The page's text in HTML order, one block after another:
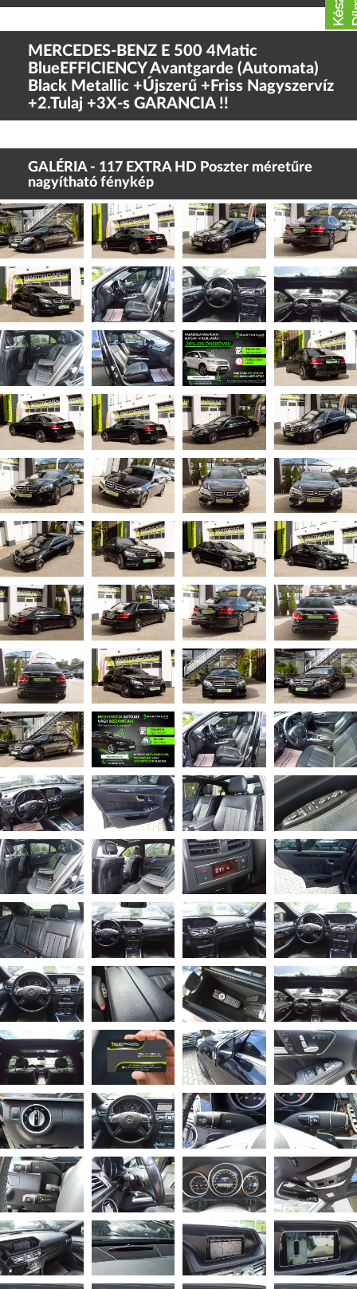
MERCEDES-BENZ E 500 4Matic
BlueEFFICIENCY Avantgarde (Automata)
Black Metallic +Újszerű +Friss Nagyszervíz
+2.Tulaj +3X-s GARANCIA !!
GALÉRIA - 117 EXTRA HD Poszter méretűre
nagyítható fénykép